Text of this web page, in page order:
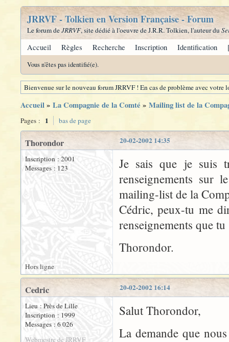
JRRVF - Tolkien en Version Française - Forum
Le forum deJRRVF, site dédié à l'oeuvre de J.R.R. Tolkien, l'auteur du
Accueil Règles Recherche Inscription Identification
Vous n'êtes pas identifié(e).
Bienvenue sur le nouveau forum JRRVF ! En cas de problème avec
Accueil» La Compagnie de la Comté » Mailing list de la
Pages : 1 bas de page
20-02-2002 14:35
Thorondor
Inscription : 2001
Messages : 123
Je sais que je suis
renseignements sur
mailing-list de la
Cédric, peux-tu me
renseignements que
Thorondor.
Hors ligne
20-02-2002 16:14
Cedric
Lieu : Près de Lille
Inscription : 1999
Messages : 6 026
Webmestre de JRRVF
Salut Thorondor,
La demande que